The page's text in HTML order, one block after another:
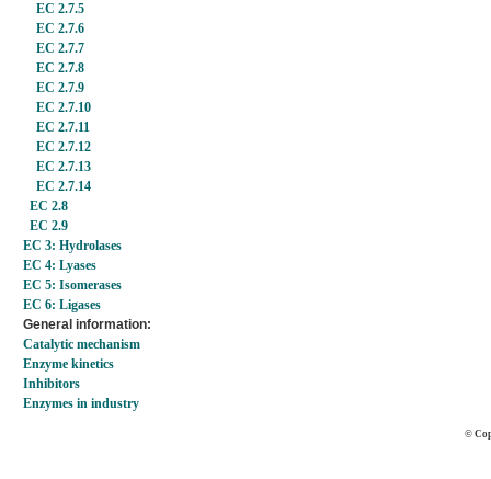
EC 2.7.5
EC 2.7.6
EC 2.7.7
EC 2.7.8
EC 2.7.9
EC 2.7.10
EC 2.7.11
EC 2.7.12
EC 2.7.13
EC 2.7.14
EC 2.8
EC 2.9
EC 3: Hydrolases
EC 4: Lyases
EC 5: Isomerases
EC 6: Ligases
General information:
Catalytic mechanism
Enzyme kinetics
Inhibitors
Enzymes in industry
©